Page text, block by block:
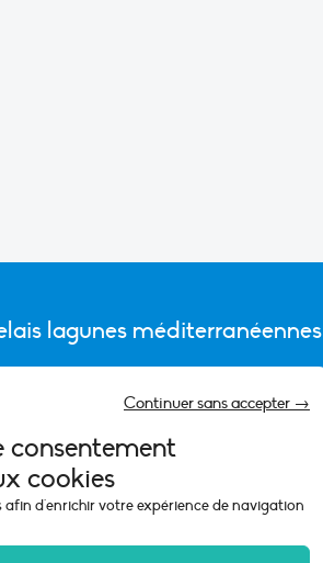
consentement
cookies
afin d'enrichir votre expérience de navigation
Continuer sans accepter →
lagunes méditerranéennes
L’ÉQUIPE DU PÔLE